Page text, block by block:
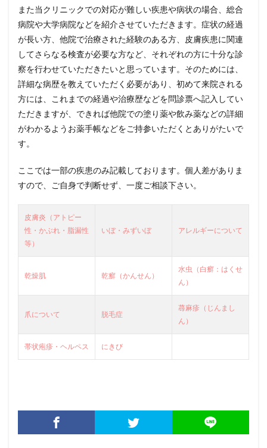
また当クリニックでの対応が難しい疾患や病状の場合、総合
病院や大学病院などを紹介させていただきます。症状の経過
が長い方、他院で治療された経験のある方、皮膚疾患に関連
してさらなる検査が必要な方など、それぞれの方に十分な診
察を行わせていただきたいと思っています。そのためには、
詳細な病歴を教えていただく必要があり、初めて来院される
方には、これまでの経過や治療歴などを問診票へ記入してい
ただきますが、できれば他院での塗り薬や飲み薬などの詳細
がわかるようお薬手帳などをご持参いただくとありがたいで
す。
ここでは一部の疾患のみ記載しております。個人差がありま
すので、ご自身で判断せず、一度ご相談下さい。
皮膚炎（アトピー
性・かぶれ・脂漏性
等）
いぼ・みずいぼ アレルギーについて
乾燥肌 乾癬（かんせん）
水虫（白癬：はくせ
ん）
爪について 脱毛症
蕁麻疹（じんまし
ん）
帯状疱疹・ヘルペス にきび